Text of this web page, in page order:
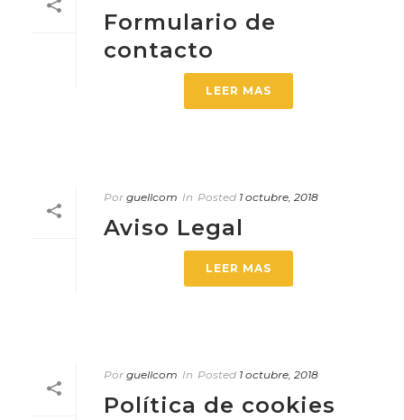
Formulario de
contacto
LEER MAS
Por guellcom In Posted 1 octubre, 2018
Aviso Legal
LEER MAS
Por guellcom In Posted 1 octubre, 2018
Política de cookies